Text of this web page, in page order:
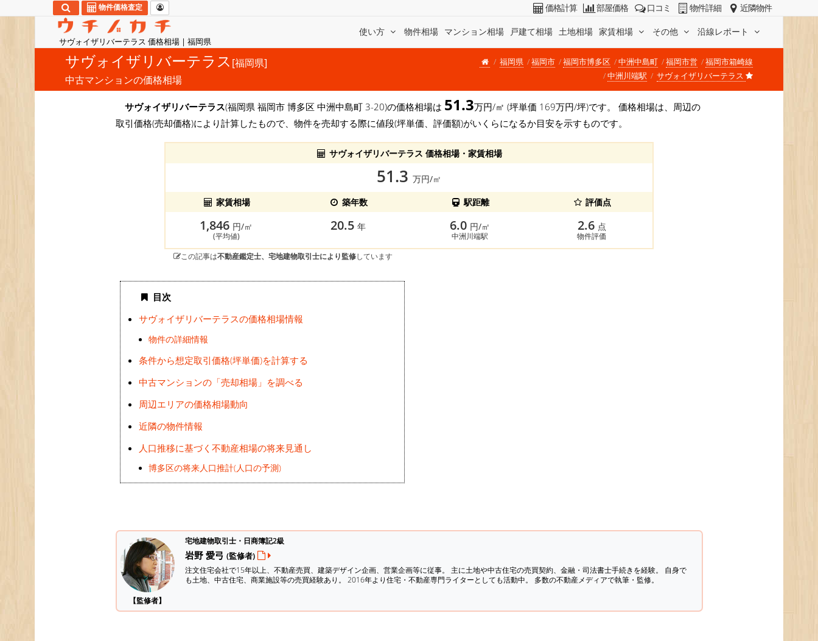
サヴォイザリバーテラス 価格相場 | 福岡県
使い方 物件相場 マンション相場 戸建て相場 土地相場 家賃相場 その他 沿線レポート
物件価格査定 価格計算 部屋価格 口コミ 物件詳細 近隣物件
サヴォイザリバーテラス [福岡県]
中古マンションの価格相場
福岡県 福岡市 福岡市博多区 中洲中島町 福岡市営
福岡市箱崎線
中洲川端駅
サヴォイザリバーテラス
サヴォイザリバーテラス(福岡県 福岡市 博多区 中洲中島町 3-20)の価格相場は 51.3万円/㎡ (坪単価 169万円/坪)です。 価格相場は、周辺の
取引価格(売却価格)により計算したもので、物件を売却する際に値段(坪単価、評価額)がいくらになるか目安を示すものです。
サヴォイザリバーテラス 価格相場・家賃相場
51.3 万円/㎡
家賃相場
築年数 駅距離 評価点
1,846 円/㎡
(平均値)
20.5 年 6.0 円/㎡
中洲川端駅
2.6 点
物件評価
この記事は不動産鑑定士、宅地建物取引士により監修しています
目次
サヴォイザリバーテラスの価格相場情報
物件の詳細情報
条件から想定取引価格(坪単価)を計算する
中古マンションの「売却相場」を調べる
周辺エリアの価格相場動向
近隣の物件情報
人口推移に基づく不動産相場の将来見通し
博多区の将来人口推計(人口の予測)
【監修者】
宅地建物取引士・日商簿記2級
岩野 愛弓 (監修者)
注文住宅会社で15年以上、不動産売買、建築デザイン企画、営業企画等に従事。 主に土地や中古住宅の売買契約、金融・司法書士手続きを経験。 自身で
も土地、中古住宅、商業施設等の売買経験あり。 2016年より住宅・不動産専門ライターとしても活動中。 多数の不動産メディアで執筆・監修。